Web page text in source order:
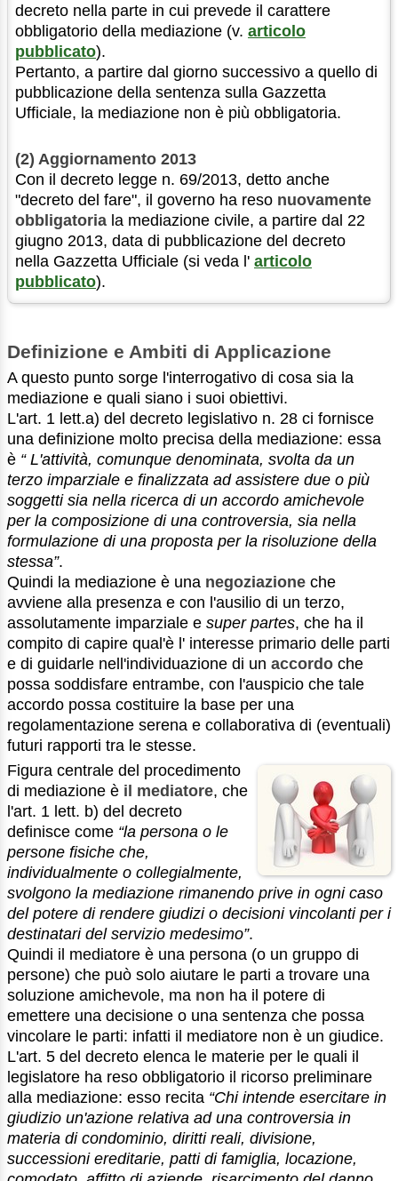
decreto nella parte in cui prevede il carattere
obbligatorio della mediazione (v. articolo
pubblicato).
Pertanto, a partire dal giorno successivo a quello di
pubblicazione della sentenza sulla Gazzetta
Ufficiale, la mediazione non è più obbligatoria.
(2) Aggiornamento 2013
Con il decreto legge n. 69/2013, detto anche
"decreto del fare", il governo ha reso nuovamente
obbligatoria la mediazione civile, a partire dal 22
giugno 2013, data di pubblicazione del decreto
nella Gazzetta Ufficiale (si veda l' articolo
pubblicato).
Definizione e Ambiti di Applicazione
A questo punto sorge l'interrogativo di cosa sia la
mediazione e quali siano i suoi obiettivi.
L'art. 1 lett.a) del decreto legislativo n. 28 ci fornisce
una definizione molto precisa della mediazione: essa
è “ L'attività, comunque denominata, svolta da un
terzo imparziale e finalizzata ad assistere due o più
soggetti sia nella ricerca di un accordo amichevole
per la composizione di una controversia, sia nella
formulazione di una proposta per la risoluzione della
stessa”.
Quindi la mediazione è una negoziazione che
avviene alla presenza e con l'ausilio di un terzo,
assolutamente imparziale e super partes, che ha il
compito di capire qual'è l' interesse primario delle parti
e di guidarle nell'individuazione di un accordo che
possa soddisfare entrambe, con l'auspicio che tale
accordo possa costituire la base per una
regolamentazione serena e collaborativa di (eventuali)
futuri rapporti tra le stesse.
Figura centrale del procedimento
di mediazione è il mediatore, che
l'art. 1 lett. b) del decreto
definisce come “la persona o le
persone fisiche che,
individualmente o collegialmente,
svolgono la mediazione rimanendo prive in ogni caso
del potere di rendere giudizi o decisioni vincolanti per i
destinatari del servizio medesimo”.
Quindi il mediatore è una persona (o un gruppo di
persone) che può solo aiutare le parti a trovare una
soluzione amichevole, ma non ha il potere di
emettere una decisione o una sentenza che possa
vincolare le parti: infatti il mediatore non è un giudice.
L'art. 5 del decreto elenca le materie per le quali il
legislatore ha reso obbligatorio il ricorso preliminare
alla mediazione: esso recita “Chi intende esercitare in
giudizio un'azione relativa ad una controversia in
materia di condominio, diritti reali, divisione,
successioni ereditarie, patti di famiglia, locazione,